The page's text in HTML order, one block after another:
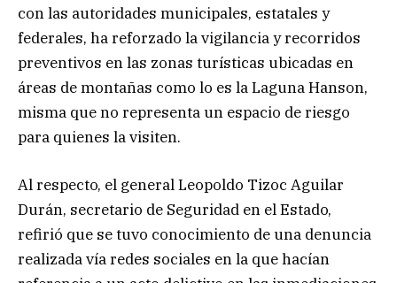
con las autoridades municipales, estatales y
federales, ha reforzado la vigilancia y recorridos
preventivos en las zonas turísticas ubicadas en
áreas de montañas como lo es la Laguna Hanson,
misma que no representa un espacio de riesgo
para quienes la visiten.
Al respecto, el general Leopoldo Tizoc Aguilar
Durán, secretario de Seguridad en el Estado,
refirió que se tuvo conocimiento de una denuncia
realizada vía redes sociales en la que hacían